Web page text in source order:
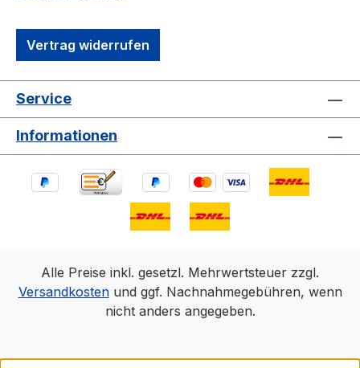
Vertrag widerrufen
Service
Informationen
Alle Preise inkl. gesetzl. Mehrwertsteuer zzgl.
Versandkostenund ggf. Nachnahmegebühren, wenn
nicht anders angegeben.